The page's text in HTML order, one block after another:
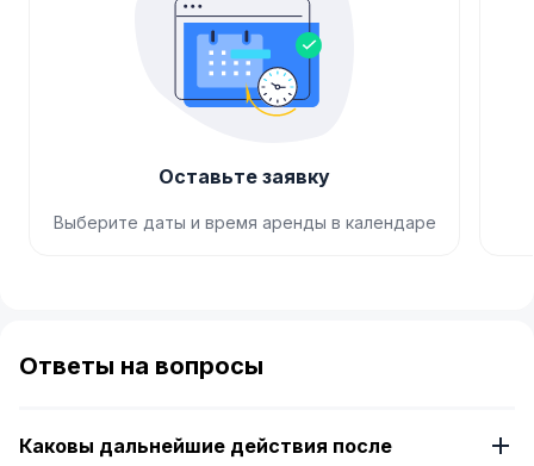
Оставьте заявку
Выберите даты и время аренды в календаре
of
4
Ответы на вопросы
Каковы дальнейшие действия после